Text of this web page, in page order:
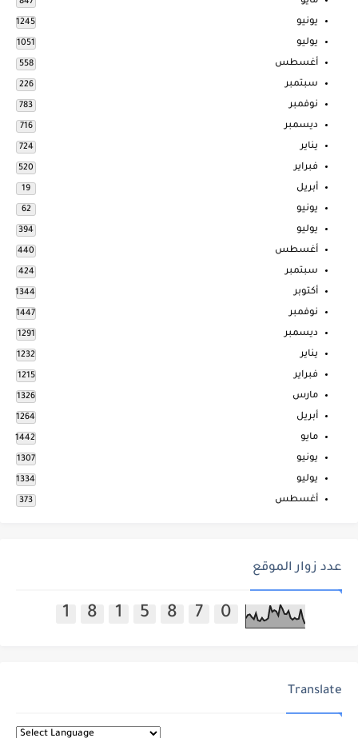
يونيو 1245
يوليو 1051
أغسطس 558
سبتمبر 226
نوفمبر 783
ديسمبر 716
يناير 724
فبراير 520
أبريل 19
يونيو 62
يوليو 394
أغسطس 440
سبتمبر 424
أكتوبر 1344
نوفمبر 1447
ديسمبر 1291
يناير 1232
فبراير 1215
مارس 1326
أبريل 1264
مايو 1442
يونيو 1307
يوليو 1334
أغسطس 373
عدد زوار الموقع
1 8 1 5 8 7 0
Translate